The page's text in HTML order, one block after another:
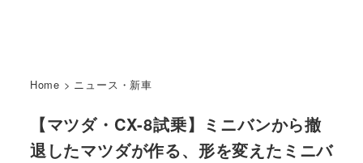
Home > ニュース・新車
【マツダ・CX-8試乗】ミニバンから撤
退したマツダが作る、形を変えたミニバ